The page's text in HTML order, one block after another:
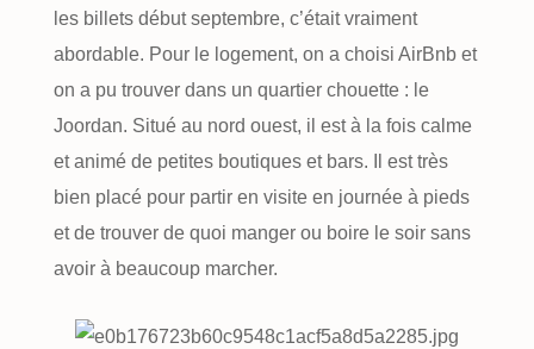
les billets début septembre, c’était vraiment
abordable. Pour le logement, on a choisi AirBnb et
on a pu trouver dans un quartier chouette : le
Joordan. Situé au nord ouest, il est à la fois calme
et animé de petites boutiques et bars. Il est très
bien placé pour partir en visite en journée à pieds
et de trouver de quoi manger ou boire le soir sans
avoir à beaucoup marcher.